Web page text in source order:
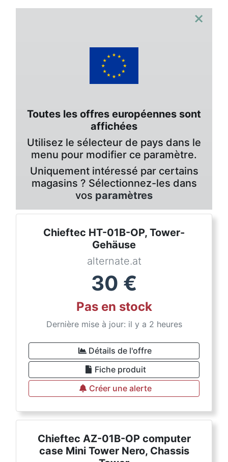
×
Toutes les offres européennes sont
affichées
Utilisez le sélecteur de pays dans le
menu pour modifier ce paramètre.
Uniquement intéressé par certains
magasins ? Sélectionnez-les dans
vos paramètres
Chieftec HT-01B-OP, Tower-
Gehäuse
alternate.at
30 €
Pas en stock
Dernière mise à jour: il y a 2 heures
Détails de l'offre
Fiche produit
Créer une alerte
Chieftec AZ-01B-OP computer
case Mini Tower Nero, Chassis